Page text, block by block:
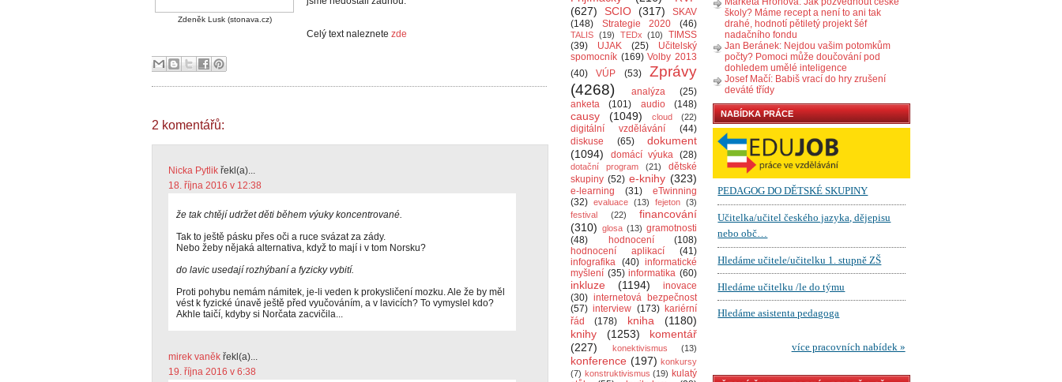
Zdeněk Lusk (stonava.cz)
Celý text naleznete zde
2 komentářů:
Nicka Pytlik řekl(a)...
18. října 2016 v 12:38
že tak chtějí udržet děti během výuky koncentrované.
Tak to ještě pásku přes oči a ruce svázat za zády.
Nebo žeby nějaká alternativa, když to mají i v tom Norsku?
do lavic usedají rozhýbaní a fyzicky vybití.
Proti pohybu nemám námitek, je-li veden k prokysličení mozku. Ale že by měl
vést k fyzické únavě ještě před vyučováním, a v lavicích? To vymyslel kdo?
Akhle taičí, kdyby si Norčata zacvičila...
mirek vaněk řekl(a)...
19. října 2016 v 6:38
(627)
SCIO (317)
SKAV
(148)
Strategie 2020 (46)
TALIS (19) TEDx (10)
TIMSS
(39)
UJAK (25)
Učitelský
spomocník (169) Volby 2013
(40)
VÚP (53)
Zprávy
(4268)
analýza
(25)
anketa
(101) audio (148)
causy (1049) cloud (22)
digitální vzdělávání
(44)
diskuse
(65)
dokument
(1094)
domácí výuka (28)
dotační program (21)
dětské
skupiny (52) e-knihy (323)
e-learning (31)
eTwinning
(32) evaluace (13) fejeton (3)
festival
(22)
financování
(310) glosa (13) gramotnosti
(48)
hodnocení
(108)
hodnocení aplikací
(41)
infografika (40) informatické
myšlení (35) informatika (60)
inkluze (1194)
inovace
(30) internetová bezpečnost
(57) interview (173) kariérní
řád
(178) kniha
(1180)
knihy
(1253)
komentář
(227)
konektivismus (13)
konference (197) konkursy
(7) konstruktivismus (19) kulatý
školy? Máme recept a není to ani tak
drahé, hodnotí pětiletý projekt šéf
nadačního fondu
Jan Beránek: Nejdou vašim potomkům
počty? Pomoci může doučování pod
dohledem umělé inteligence
Josef Mačí: Babiš vrací do hry zrušení
deváté třídy
NABÍDKA PRÁCE